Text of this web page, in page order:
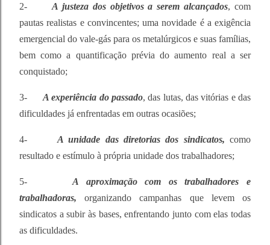
2- A justeza dos objetivos a serem alcançados, com
pautas realistas e convincentes; uma novidade é a exigência
emergencial do vale-gás para os metalúrgicos e suas famílias,
bem como a quantificação prévia do aumento real a ser
conquistado;
3- A experiência do passado, das lutas, das vitórias e das
dificuldades já enfrentadas em outras ocasiões;
4- A unidade das diretorias dos sindicatos, como
resultado e estímulo à própria unidade dos trabalhadores;
5-
A aproximação com os trabalhadores e
trabalhadoras,
organizando campanhas que levem os
sindicatos a subir às bases, enfrentando junto com elas todas
as dificuldades.